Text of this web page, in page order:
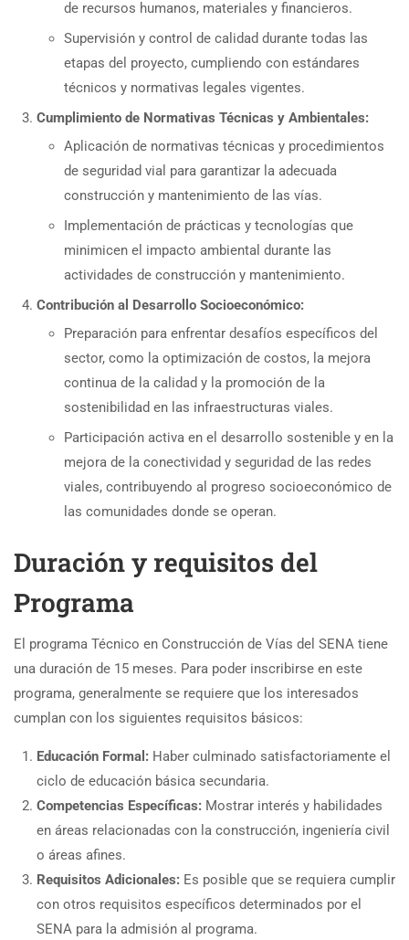
de recursos humanos, materiales y financieros.
Supervisión y control de calidad durante todas las
etapas del proyecto, cumpliendo con estándares
técnicos y normativas legales vigentes.
Cumplimiento de Normativas Técnicas y Ambientales:
Aplicación de normativas técnicas y procedimientos
de seguridad vial para garantizar la adecuada
construcción y mantenimiento de las vías.
Implementación de prácticas y tecnologías que
minimicen el impacto ambiental durante las
actividades de construcción y mantenimiento.
Contribución al Desarrollo Socioeconómico:
Preparación para enfrentar desafíos específicos del
sector, como la optimización de costos, la mejora
continua de la calidad y la promoción de la
sostenibilidad en las infraestructuras viales.
Participación activa en el desarrollo sostenible y en la
mejora de la conectividad y seguridad de las redes
viales, contribuyendo al progreso socioeconómico de
las comunidades donde se operan.
Duración y requisitos del
Programa
El programa Técnico en Construcción de Vías del SENA tiene
una duración de 15 meses. Para poder inscribirse en este
programa, generalmente se requiere que los interesados
cumplan con los siguientes requisitos básicos:
Educación Formal: Haber culminado satisfactoriamente el
ciclo de educación básica secundaria.
Competencias Específicas: Mostrar interés y habilidades
en áreas relacionadas con la construcción, ingeniería civil
o áreas afines.
Requisitos Adicionales: Es posible que se requiera cumplir
con otros requisitos específicos determinados por el
SENA para la admisión al programa.